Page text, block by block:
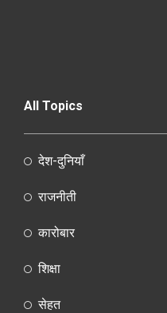
All Topics
देश-दुनियाँ
राजनीती
कारोबार
शिक्षा
सेहत